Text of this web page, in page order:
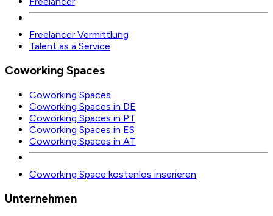
Freelancer Vermittlung
Talent as a Service
Coworking Spaces
Coworking Spaces
Coworking Spaces in DE
Coworking Spaces in PT
Coworking Spaces in ES
Coworking Spaces in AT
Coworking Space kostenlos inserieren
Unternehmen